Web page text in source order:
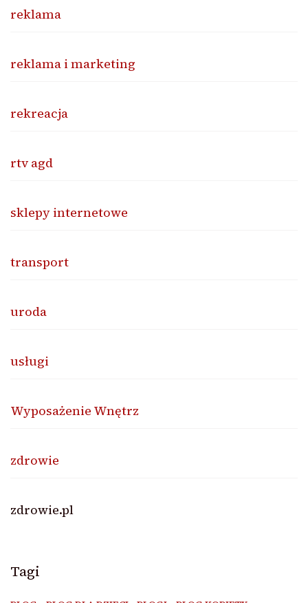
reklama
reklama i marketing
rekreacja
rtv agd
sklepy internetowe
transport
uroda
usługi
Wyposażenie Wnętrz
zdrowie
zdrowie.pl
Tagi